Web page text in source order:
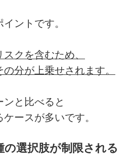
ントです。
スクを含むため、
分が上乗せされます。
と比べると
ースが多いです。
選択肢が制限される